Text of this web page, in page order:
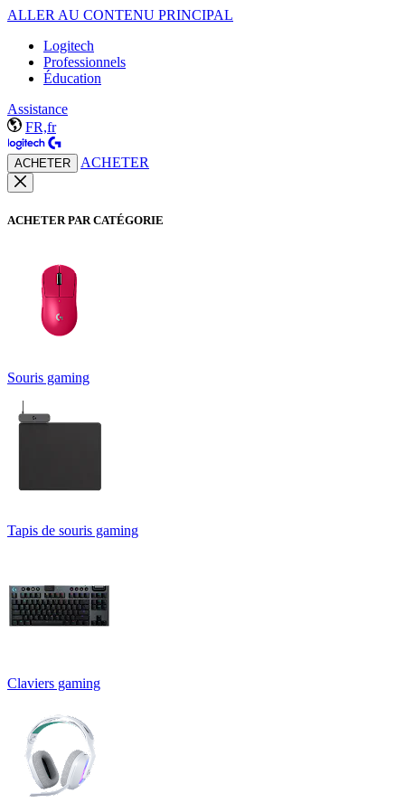
ALLER AU CONTENU PRINCIPAL
Logitech
Professionnels
Éducation
Assistance
FR,fr
ACHETER ACHETER
ACHETER PAR CATÉGORIE
Souris gaming
Tapis de souris gaming
Claviers gaming